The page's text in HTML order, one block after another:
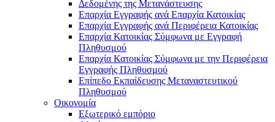
Δεδομένης της Μετανάστευσης
Επαρχία Εγγραφής ανά Επαρχία Κατοικίας
Επαρχία Εγγραφής ανά Περιφέρεια Κατοικίας
Επαρχία Κατοικίας Σύμφωνα με Εγγραφή
Πληθυσμού
Επαρχία Κατοικίας Σύμφωνα με την Περιφέρεια
Εγγραφής Πληθυσμού
Επίπεδο Εκπαίδευσης Μεταναστευτικού
Πληθυσμού
Οικονομία
Εξωτερικό εμπόριο